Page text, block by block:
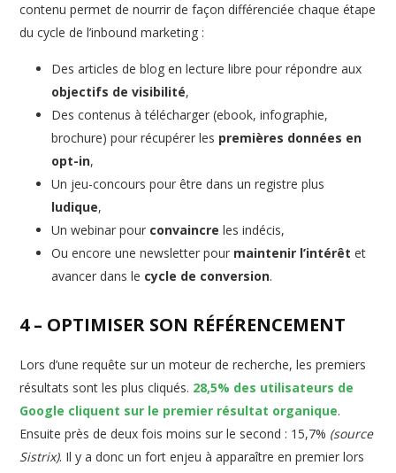
contenu permet de nourrir de façon différenciée chaque étape
du cycle de l’inbound marketing :
Des articles de blog en lecture libre pour répondre aux
objectifs de visibilité,
Des contenus à télécharger (ebook, infographie,
brochure) pour récupérer les premières données en
opt-in,
Un jeu-concours pour être dans un registre plus
ludique,
Un webinar pour convaincre les indécis,
Ou encore une newsletter pour maintenir l’intérêt et
avancer dans le cycle de conversion.
4 – OPTIMISER SON RÉFÉRENCEMENT
Lors d’une requête sur un moteur de recherche, les premiers
résultats sont les plus cliqués. 28,5% des utilisateurs de
Google cliquent sur le premier résultat organique.
Ensuite près de deux fois moins sur le second : 15,7% (source
Sistrix). Il y a donc un fort enjeu à apparaître en premier lors